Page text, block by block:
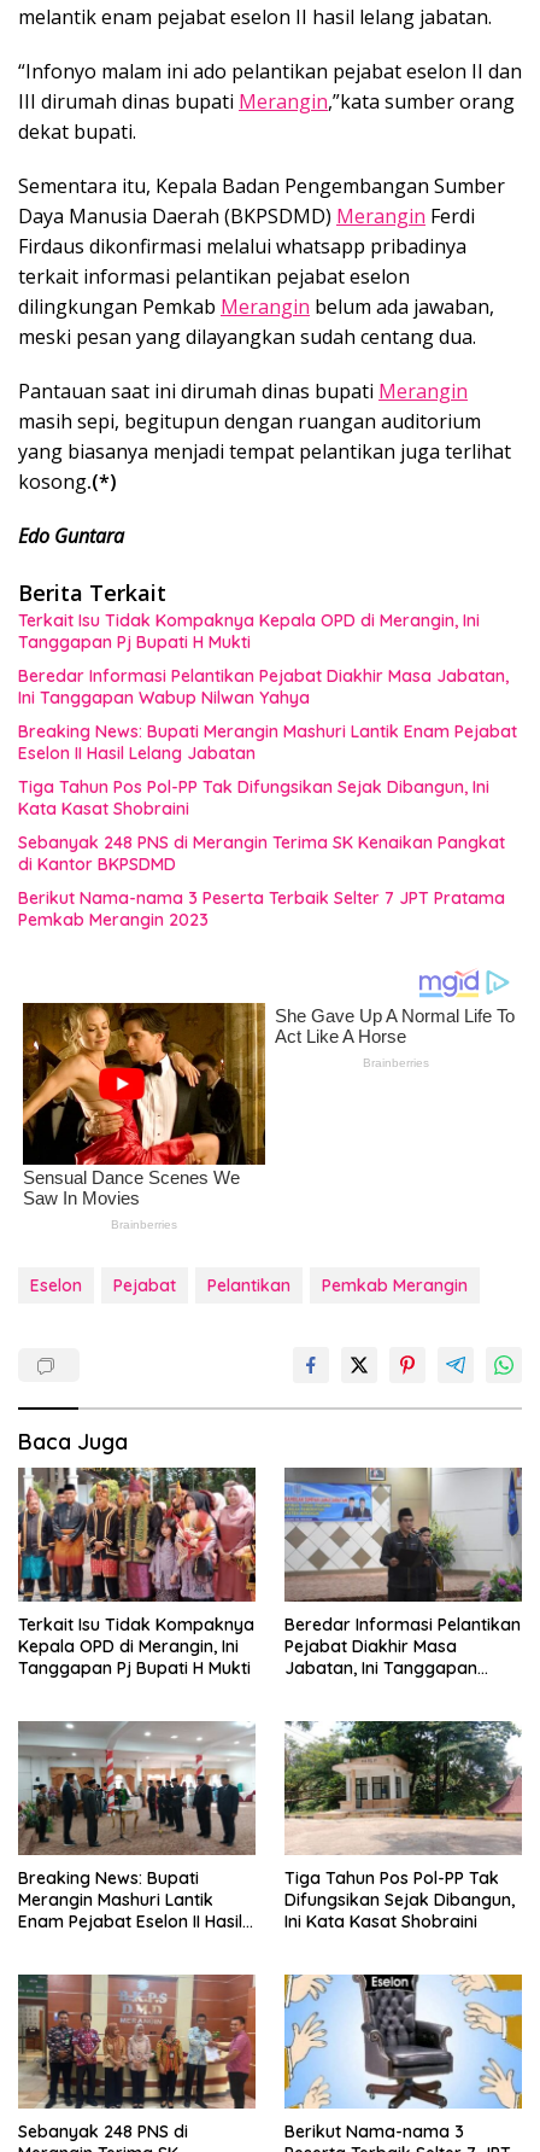
melantik enam pejabat eselon II hasil lelang jabatan.
“Infonyo malam ini ado pelantikan pejabat eselon II dan
III dirumah dinas bupati Merangin,”kata sumber orang
dekat bupati.
Sementara itu, Kepala Badan Pengembangan Sumber
Daya Manusia Daerah (BKPSDMD) Merangin Ferdi
Firdaus dikonfirmasi melalui whatsapp pribadinya
terkait informasi pelantikan pejabat eselon
dilingkungan Pemkab Merangin belum ada jawaban,
meski pesan yang dilayangkan sudah centang dua.
Pantauan saat ini dirumah dinas bupati Merangin
masih sepi, begitupun dengan ruangan auditorium
yang biasanya menjadi tempat pelantikan juga terlihat
kosong.(*)
Edo Guntara
Berita Terkait
Terkait Isu Tidak Kompaknya Kepala OPD di Merangin, Ini
Tanggapan Pj Bupati H Mukti
Beredar Informasi Pelantikan Pejabat Diakhir Masa Jabatan,
Ini Tanggapan Wabup Nilwan Yahya
Breaking News: Bupati Merangin Mashuri Lantik Enam Pejabat
Eselon II Hasil Lelang Jabatan
Tiga Tahun Pos Pol-PP Tak Difungsikan Sejak Dibangun, Ini
Kata Kasat Shobraini
Sebanyak 248 PNS di Merangin Terima SK Kenaikan Pangkat
di Kantor BKPSDMD
Berikut Nama-nama 3 Peserta Terbaik Selter 7 JPT Pratama
Pemkab Merangin 2023
Eselon Pejabat Pelantikan Pemkab Merangin
Baca Juga
Terkait Isu Tidak Kompaknya
Kepala OPD di Merangin, Ini
Tanggapan Pj Bupati H Mukti
Beredar Informasi Pelantikan
Pejabat Diakhir Masa
Jabatan, Ini Tanggapan
Breaking News: Bupati
Merangin Mashuri Lantik
Enam Pejabat Eselon II Hasil
Tiga Tahun Pos Pol-PP Tak
Difungsikan Sejak Dibangun,
Ini Kata Kasat Shobraini
Sebanyak 248 PNS di
Berikut Nama-nama 3